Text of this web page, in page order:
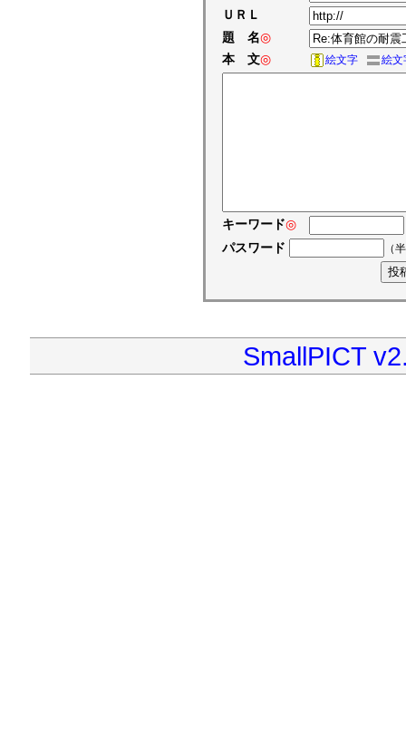
ＵＲＬ
題 名◎
本 文◎ 絵文字 絵文
キーワード◎
パスワード （
SmallPICT